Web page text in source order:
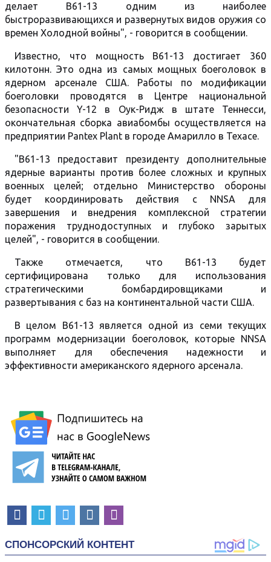
делает B61-13 одним из наиболее
быстроразвивающихся и развернутых видов оружия со
времен Холодной войны", - говорится в сообщении.
Известно, что мощность В61-13 достигает 360
килотонн. Это одна из самых мощных боеголовок в
ядерном арсенале США. Работы по модификации
боеголовки проводятся в Центре национальной
безопасности Y-12 в Оук-Ридж в штате Теннесси,
окончательная сборка авиабомбы осуществляется на
предприятии Pantex Plant в городе Амарилло в Техасе.
"B61-13 предоставит президенту дополнительные
ядерные варианты против более сложных и крупных
военных целей; отдельно Министерство обороны
будет координировать действия с NNSA для
завершения и внедрения комплексной стратегии
поражения труднодоступных и глубоко зарытых
целей", - говорится в сообщении.
Также отмечается, что B61-13 будет
сертифицирована только для использования
стратегическими бомбардировщиками и
развертывания с баз на континентальной части США.
В целом B61-13 является одной из семи текущих
программ модернизации боеголовок, которые NNSA
выполняет для обеспечения надежности и
эффективности американского ядерного арсенала.